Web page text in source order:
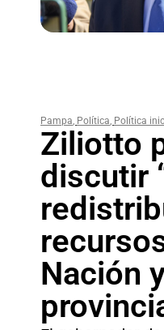
Pampa, Política, Política
Ziliotto
discutir
Nación